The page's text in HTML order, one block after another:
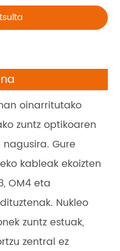
oinarritutako
zuntz optikoaren
Gure
kableak ekoizten
OM4 eta
Nukleo
zuntz estuak,
zentral ez